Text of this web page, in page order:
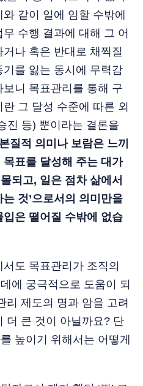
같이 일에 임할 수밖에
수행 결과에 대해 그 어
나 혹은 반대로 채찍질
를 잃는 동시에 무력감
니 목표관리를 통해 구
그 달성 수준에 따른 외
진 등) 뿐이라는 결론을
질적 의미나 보람은 느끼
표를 달성해 주는 대가
되고, 일은 점차 삶에서
것’으로서의 의미만을
은 떨어질 수밖에 없습
도 목표관리가 조직의
에 궁극적으로 도움이 되
리 제도의 명과 암을 고려
더 큰 것이 아닐까요? 단
높이기 위해서는 어떻게